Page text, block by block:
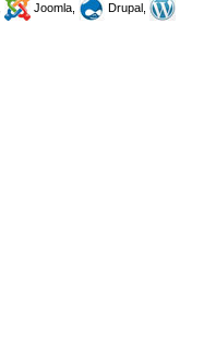
Joomla,
Drupal,